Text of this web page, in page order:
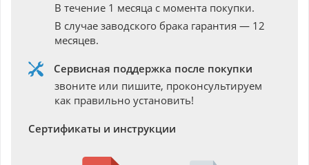
В течение 1 месяца с момента покупки.
В случае заводского брака гарантия — 12
месяцев.
Сервисная поддержка после покупки
звоните или пишите, проконсультируем
как правильно установить!
Сертификаты и инструкции